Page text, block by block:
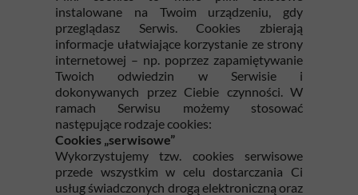
instalowane na Twoim urządzeniu, gdy
przeglądasz Serwis. Cookies zbierają
informacje ułatwiające korzystanie ze strony
internetowej – np. poprzez zapamiętywanie
Twoich odwiedzin w Serwisie i
dokonywanych przez Ciebie czynności. W
ramach Serwisu możemy stosować
następujące rodzaje cookies:
Cookies „serwisowe”
Wykorzystujemy tzw. cookies serwisowe
przede wszystkim w celu dostarczania Ci
usług świadczonych drogą elektroniczną oraz